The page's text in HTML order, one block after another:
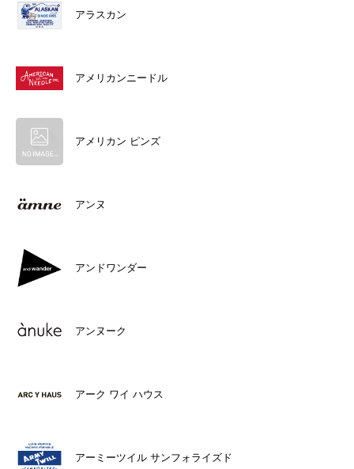
アラスカン
アメリカンニードル
アメリカン ピンズ
アンヌ
アンドワンダー
アンヌーク
アーク ワイ ハウス
アーミーツイル サンフォライズド